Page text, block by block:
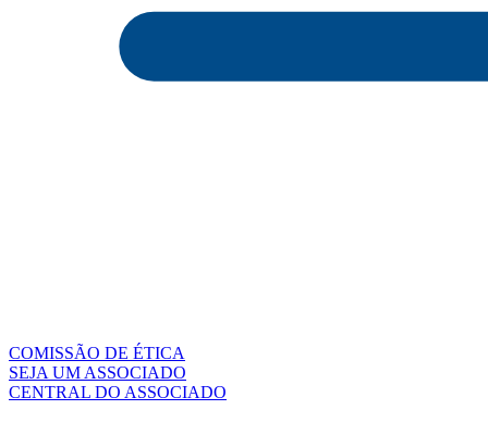
COMISSÃO DE ÉTICA
SEJA UM ASSOCIADO
CENTRAL DO ASSOCIADO